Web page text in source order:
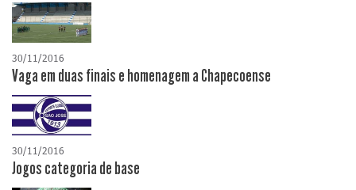
30/11/2016
Vaga em duas finais e homenagem a Chapecoense
30/11/2016
Jogos categoria de base